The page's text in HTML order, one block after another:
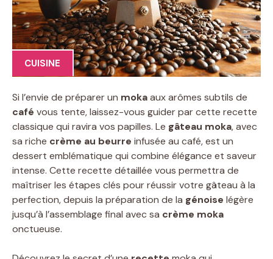
CUISINE
Si l’envie de préparer un mokaaux arômes subtils de
café vous tente, laissez-vous guider par cette recette
classique qui ravira vos papilles. Le gâteau moka, avec
sa riche crème au beurre infusée au café, est un
dessert emblématique qui combine élégance et saveur
intense. Cette recette détaillée vous permettra de
maîtriser les étapes clés pour réussir votre gâteau à la
perfection, depuis la préparation de la génoise légère
jusqu’à l’assemblage final avec sa crème moka
onctueuse.